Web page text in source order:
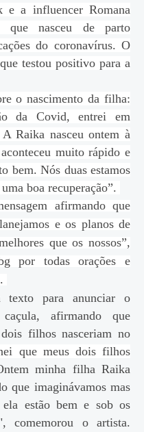
a influencer Romana
que nasceu de parto
do coronavírus. O
testou positivo para a
o nascimento da filha:
da Covid, entrei em
Raika nasceu ontem à
muito rápido e
bem. Nós duas estamos
boa recuperação”.
afirmando que
e os planos de
que os nossos”,
por todas orações e
texto para anunciar o
afirmando que
filhos nasceriam no
que meus dois filhos
minha filha Raika
que imaginávamos mas
estão bem e sob os
comemorou o artista.